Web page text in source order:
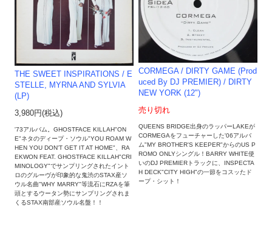
THE SWEET INSPIRATIONS / E
STELLE, MYRNA AND SYLVIA
(LP)
3,980円(税込)
'73アルバム。GHOSTFACE KILLAH"ON
E"ネタのディープ・ソウル"YOU ROAM W
HEN YOU DON'T GET IT AT HOME"、RA
EKWON FEAT. GHOSTFACE KILLAH"CRI
MINOLOGY"でサンプリングされたイント
ロのグルーヴが印象的な鬼渋のSTAX産ソ
ウル名曲"WHY MARRY"等流石にRZAを筆
頭とするウータン勢にサンプリングされま
くるSTAX南部産ソウル名盤！！
CORMEGA / DIRTY GAME (Prod
uced By DJ PREMIER) / DIRTY
NEW YORK (12")
売り切れ
QUEENS BRIDGE出身のラッパーLAKEが
CORMEGAをフューチャーした'06アルバ
ム"MY BROTHER'S KEEPER"からのUS P
ROMO ONLYシングル！BARRY WHITE使
いのDJ PREMIERトラックに、INSPECTA
H DECK"CITY HIGH"の一節をコスッたド
ープ・シット！